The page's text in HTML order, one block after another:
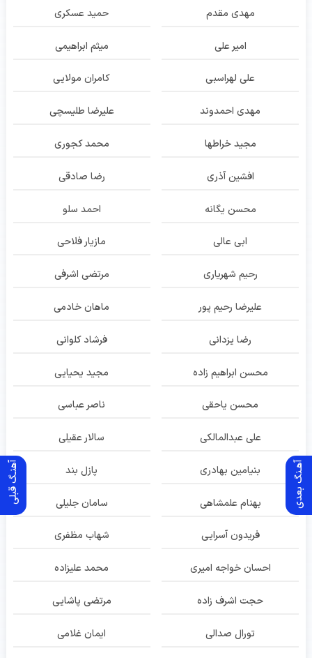
آهنـگ قبلی آهـنگ بعدی
مهدی مقدم حمید عسکری
امیر علی میثم ابراهیمی
علی لهراسبی کامران مولایی
مهدی احمدوند علیرضا طلیسچی
مجید خراطها محمد کجوری
افشین آذری رضا صادقی
محسن یگانه احمد سلو
ابی عالی مازیار فلاحی
رحیم شهریاری مرتضی اشرفی
علیرضا رحیم پور ماهان خادمی
رضا یزدانی فرشاد کلوانی
محسن ابراهیم زاده مجید یحیایی
محسن یاحقی ناصر عباسی
علی عبدالمالکی سالار عقیلی
بنیامین بهادری پازل بند
بهنام علمشاهی سامان جلیلی
فریدون آسرایی شهاب مظفری
احسان خواجه امیری محمد علیزاده
حجت اشرف زاده مرتضی پاشایی
تورال صدالی ایمان غلامی